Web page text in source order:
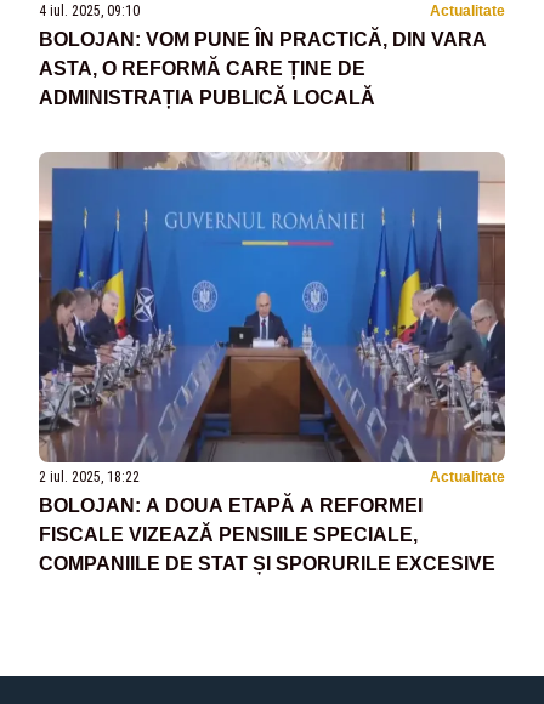
4 iul. 2025, 09:10 Actualitate
BOLOJAN: VOM PUNE ÎN PRACTICĂ, DIN VARA
ASTA, O REFORMĂ CARE ȚINE DE
ADMINISTRAȚIA PUBLICĂ LOCALĂ
2 iul. 2025, 18:22 Actualitate
BOLOJAN: A DOUA ETAPĂ A REFORMEI
FISCALE VIZEAZĂ PENSIILE SPECIALE,
COMPANIILE DE STAT ȘI SPORURILE EXCESIVE